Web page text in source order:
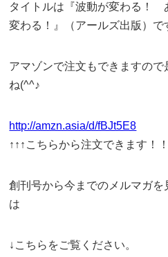
タイトルは『波動が変わる！
変わる！』（アールズ出版）で
アマゾンで注文もできますの
ね(^^♪
http://amzn.asia/d/fBJt5E8
↑↑↑こちらから注文できます！！
創刊号から今までのメルマガ
は
↓こちらをご覧ください。